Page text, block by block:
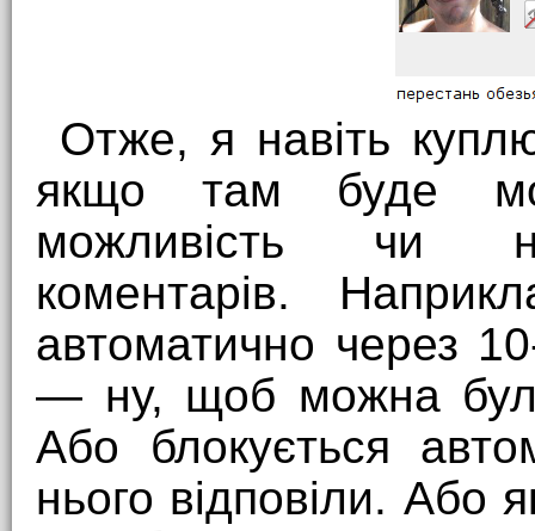
Отже, я навіть
якщо там буде
можливість чи
коментарів.
автоматично через
— ну, щоб можна
Або блокується
нього відповіли. Або